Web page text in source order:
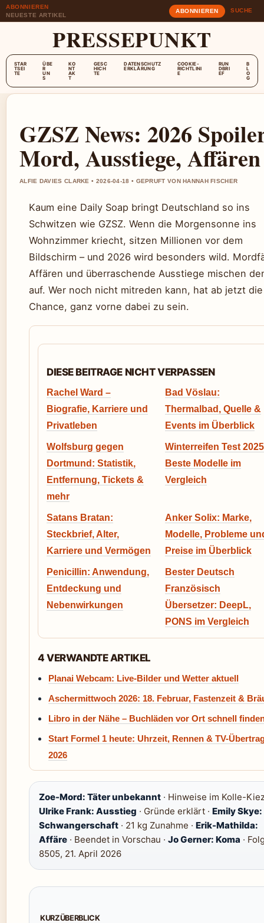
ABONNIEREN
NEUESTE ARTIKEL
ABONNIEREN SUCHE
PRESSEPUNKT
STAR
TSEI
TE
ÜBE
R
UN
S
KO
NT
AK
T
GESC
HICH
TE
DATENSCHUTZ
ERKLÄRUNG
COOKIE-
RICHTLINI
E
RUN
DBRI
EF
B
L
O
G
GZSZ News: 2026
Mord, Ausstiege, Affären
ALFIE DAVIES CLARKE • 2026-04-18 • GEPRUFT VON HANNAH FISCHER
Kaum eine Daily Soap bringt Deutschland so ins
Schwitzen wie GZSZ. Wenn die Morgensonne ins
Wohnzimmer kriecht, sitzen Millionen vor dem
Bildschirm – und 2026 wird besonders wild.
Affären und überraschende Ausstiege mischen
auf. Wer noch nicht mitreden kann, hat ab jetzt die
Chance, ganz vorne dabei zu sein.
DIESE BEITRAGE NICHT VERPASSEN
Rachel Ward –
Biografie, Karriere und
Privatleben
Bad Vöslau:
Thermalbad, Quelle &
Events im Überblick
Wolfsburg gegen
Dortmund: Statistik,
Entfernung, Tickets &
mehr
Winterreifen Test
Beste Modelle im
Vergleich
Satans Bratan:
Steckbrief, Alter,
Karriere und Vermögen
Anker Solix: Marke,
Modelle, Probleme
Preise im Überblick
Penicillin: Anwendung,
Entdeckung und
Nebenwirkungen
Bester Deutsch
Französisch
Übersetzer: DeepL,
PONS im Vergleich
4 VERWANDTE ARTIKEL
Planai Webcam: Live-Bilder und Wetter aktuell
Aschermittwoch 2026: 18. Februar, Fastenzeit &
Libro in der Nähe – Buchläden vor Ort schnell
Start Formel 1 heute: Uhrzeit, Rennen & TV-
2026
Zoe-Mord: Täter unbekannt · Hinweise im Kolle-
Ulrike Frank: Ausstieg · Gründe erklärt · Emily Skye:
Schwangerschaft · 21 kg Zunahme · Erik-Mathilda:
Affäre · Beendet in Vorschau · Jo Gerner: Koma ·
8505, 21. April 2026
KURZÜBERBLICK